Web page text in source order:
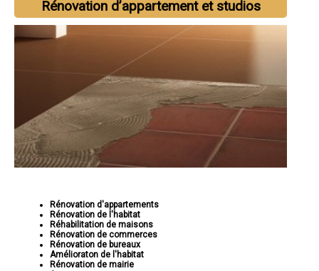
Rénovation d’appartement et studios
Rénovation d'appartements
Rénovation de l'habitat
Réhabilitation de maisons
Rénovation de commerces
Rénovation de bureaux
Amélioraton de l'habitat
Rénovation de mairie